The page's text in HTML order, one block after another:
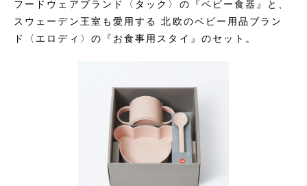
フードウェアブランド〈タック〉の『ベビー食器』と、
スウェーデン王室も愛用する 北欧のベビー用品ブラン
ド〈エロディ〉の『お食事用スタイ』のセット。